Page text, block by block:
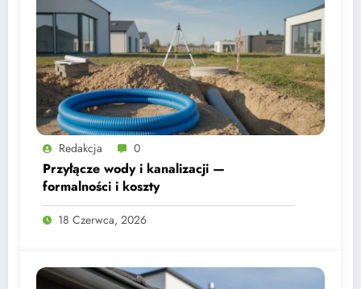
Redakcja 0
Przyłącze wody i kanalizacji —
formalności i koszty
18 Czerwca, 2026